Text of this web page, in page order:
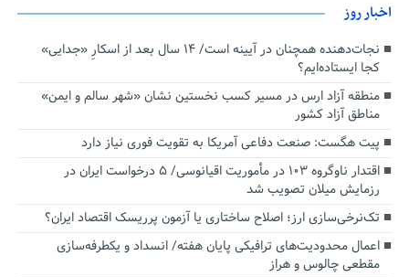
اخبار روز
نجات‌دهنده‌ همچنان در آیینه است/ ۱۴ سال بعد از اسکارِ «جدایی»
کجا ایستاده‌ایم؟
منطقه آزاد ارس در مسیر کسب نخستین نشان «شهر سالم و ایمن»
مناطق آزاد کشور
پیت هگست: صنعت دفاعی آمریکا به تقویت فوری نیاز دارد
اقتدار ناوگروه ۱۰۳ در مأموریت‌ اقیانوسی/ ۵ درخواست ایران در
رزمایش میلان تصویب شد
تک‌نرخی‌سازی ارز؛ اصلاح ساختاری یا آزمون پرریسک اقتصاد ایران؟
اعمال محدودیت‌های ترافیکی پایان هفته/ انسداد و یکطرفه‌سازی
مقطعی چالوس و هراز